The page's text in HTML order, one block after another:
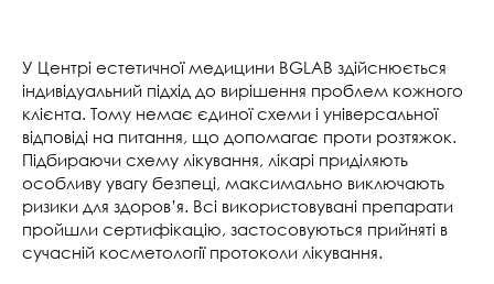
У Центрі естетичної медицини BGLAB здійснюється
індивідуальний підхід до вирішення проблем кожного
клієнта. Тому немає єдиної схеми і універсальної
відповіді на питання, що допомагає проти розтяжок.
Підбираючи схему лікування, лікарі приділяють
особливу увагу безпеці, максимально виключають
ризики для здоров’я. Всі використовувані препарати
пройшли сертифікацію, застосовуються прийняті в
сучасній косметології протоколи лікування.